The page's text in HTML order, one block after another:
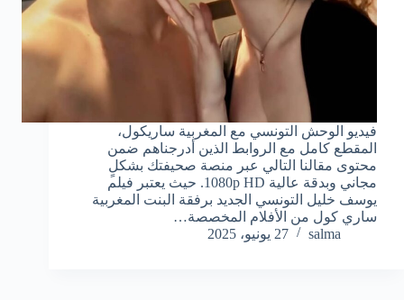
فيديو الوحش التونسي مع المغربية ساريكول،
المقطع كامل مع الروابط الذين أدرجناهم ضمن
محتوى مقالنا التالي عبر منصة صحيفتك بشكلٍ
مجاني وبدقة عالية 1080p HD. حيث يعتبر فيلم
يوسف خليل التونسي الجديد برفقة البنت المغربية
ساري كول من الأفلام المخصصة…
salma
27 يونيو، 2025